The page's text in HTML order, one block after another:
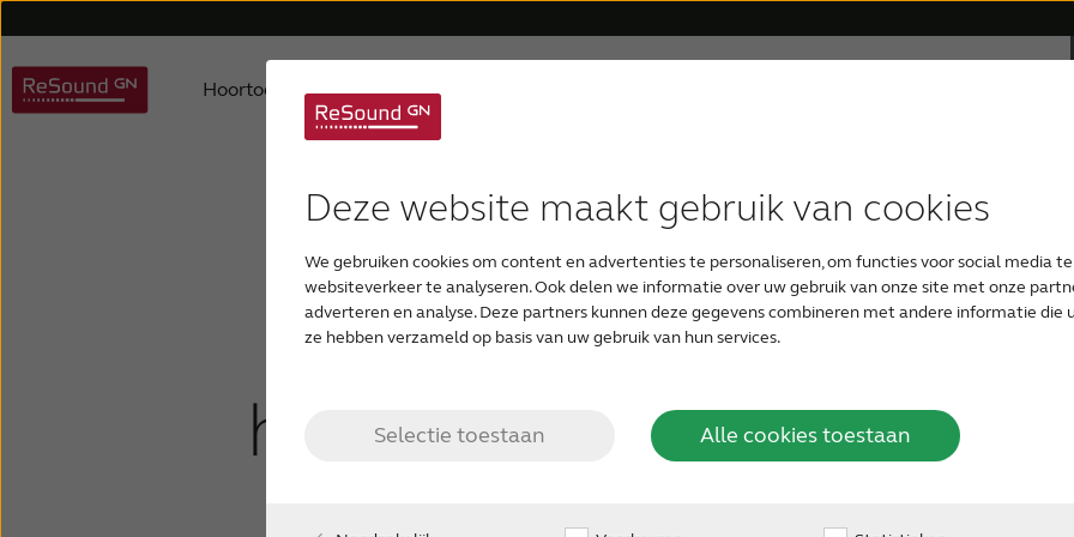
Deze website maakt gebruik van cookies
We gebruiken cookies om content en advertenties te personaliseren, om functies voor social media
websiteverkeer te analyseren. Ook delen we informatie over uw gebruik van onze site met onze
adverteren en analyse. Deze partners kunnen deze gegevens combineren met andere informatie die
ze hebben verzameld op basis van uw gebruik van hun services.
Selectie toestaan Alle cookies toestaan
Hoortoestellen
RESOUND HOORTOESTELLEN
ReSound VIVIA (Premium)
HOORTOESTEL TYPEN
ReSound hoortoestellen
Hulp en ondersteuning
ONDERSTEUNING VOOR HOORTOESTELLEN
ReSound Vivia ondersteuning
APPS
ReSound Smart
Support for ReSound Smart app
Waarom ReSound
RESOUND FILOSOFIE
Audiologie
GEHOORVERLIES HERKENNEN
Gehoorverlies begrijpen
Signalen en Symptomen
UW EERSTE HOORTOESTEL
Gratis online hoortest
Wat zijn
Bluetooth®-
hoortoestellen?
Digitale
De hoortoestellen
Dankzij Bluetooth
Apple- of Android™-
Ontdek onze nieuwe
waarom ze geschikt